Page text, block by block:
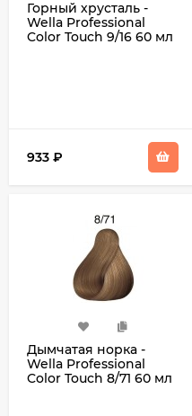
Горный хрусталь -
Wella Professional
Color Touch 9/16 60 мл
933 ₽
Дымчатая норка -
Wella Professional
Color Touch 8/71 60 мл